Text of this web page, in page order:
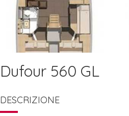
Dufour 560 GL
DESCRIZIONE